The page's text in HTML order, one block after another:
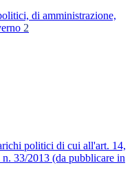
di amministrazione,
2
politici di cui all'art. 14,
33/2013 (da pubblicare in